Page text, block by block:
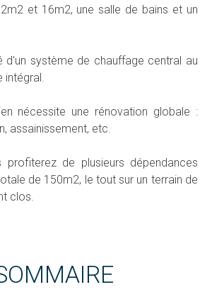
et 16m2, une salle de bains et un
d'un système de chauffage central au
intégral.
nécessite une rénovation globale :
assainissement, etc.
profiterez de plusieurs dépendances
de 150m2, le tout sur un terrain de
clos.